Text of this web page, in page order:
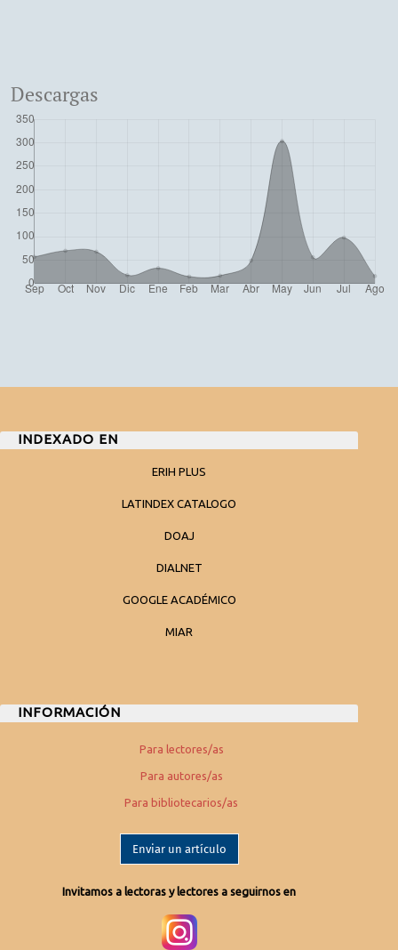
Descargas
INDEXADO EN
ERIH PLUS
LATINDEX CATALOGO
DOAJ
DIALNET
GOOGLE ACADÉMICO
MIAR
INFORMACIÓN
Para lectores/as
Para autores/as
Para bibliotecarios/as
Enviar un artículo
Invitamos a lectoras y lectores a seguirnos en